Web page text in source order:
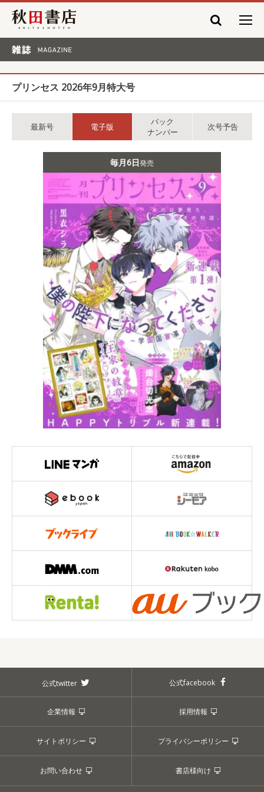
秋田書店
プリンセス 2026年9月特大号
最新号 電子版
バック
ナンバー
次号予告
毎月6日発売
公式twitter 公式facebook
企業情報 採用情報
サイトポリシー プライバシーポリシー
お問い合わせ 書店様向け